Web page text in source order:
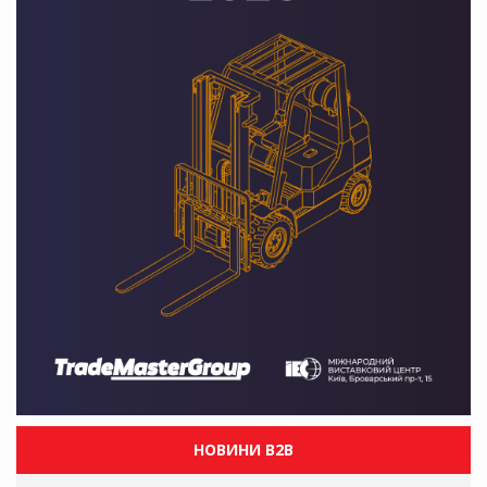
НОВИНИ B2B